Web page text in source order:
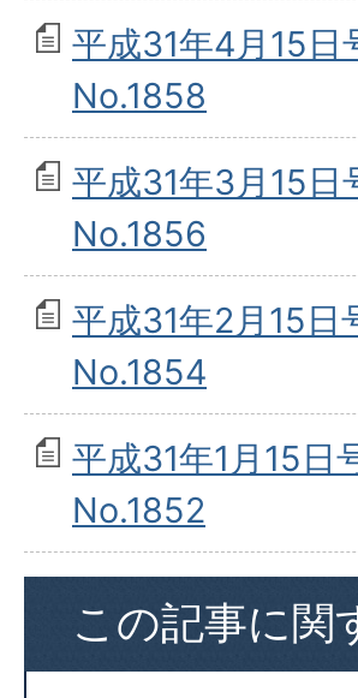
平成31年4月15日
No.1858
平成31年3月15日
No.1856
平成31年2月15日
No.1854
平成31年1月15日
No.1852
この記事に関